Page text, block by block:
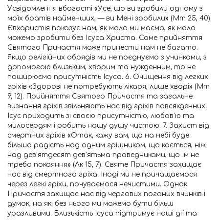
Усвідомлення вбогості «Усе, що ви зробили одному з
моїх братів найменших, — ви Мені зробили» (Мт 25, 40).
Євхаристія показує нам, як мало ми маємо, як мало
можемо зробити без Ісуса Христа. Саме прийняття
Святого Причастя може принести нам не багато.
Якщо релігійних обрядів ми не поєднуємо з учинками, з
допомогою близьким, хворим та нужденним, то не
поширюємо присутність Ісуса. 6. Очищення від легких
гріхів «Здорові не потребують лікаря, лише хворі» (Мт
9, 12). Прийняття Святого Причастя та загальне
визнання гріхів звільняють нас від гріхів повсякденних.
Ісус приходить зі своєю присутністю, любов’ю та
милосердям і робить нашу душу чистою. 7. Захист від
смертних гріхів «Отак, кажу вам, що на небі буде
більша радість над одним грішником, що кається, ніж
над дев’ятдесят дев’ятьма праведниками, що їм не
треба покаяння» (Лк 15, 7). Святе Причастя захищає
нас від смертного гріха. Іноді ми не причащаємося
через легкі гріхи, почуваємося нечистими. Однак
Причастя захищає нас від чергових поганих вчинків і
думок, на які без нього ми можемо бути більш
уразливими. Близькість Ісуса підтримує наші дії та